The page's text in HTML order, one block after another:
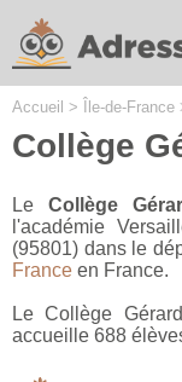
Accueil > Île-de-France
Collège
Le Collège
l'académie
(95801) dans le
France en France.
Le Collège
accueille 688